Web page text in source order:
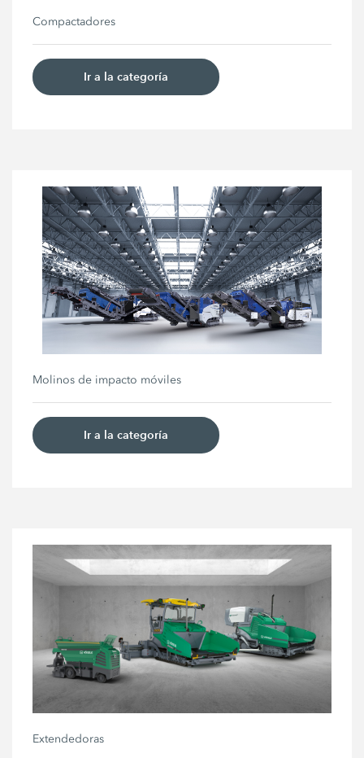
Compactadores
Ir a la categoría
Molinos de impacto móviles
Ir a la categoría
Extendedoras